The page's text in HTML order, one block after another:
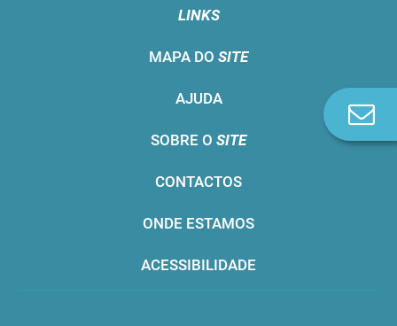
LINKS
MAPA DO SITE
AJUDA
SOBRE O SITE
CONTACTOS
ONDE ESTAMOS
ACESSIBILIDADE